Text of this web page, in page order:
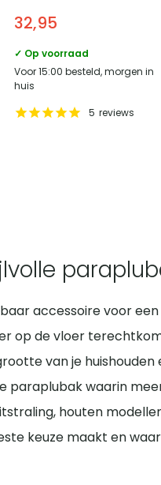
32,95
✓ Op voorraad
Voor 15:00 besteld, morgen in
huis
5 reviews
accessoire voor
op de vloer
van je
paraplubak waarin
houten
keuze maakt en